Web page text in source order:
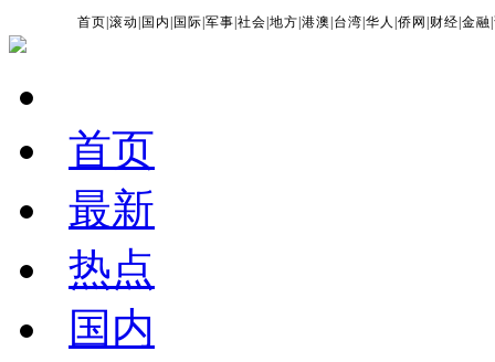
首页 |滚动 国内 国际 |军事 |社会 |地方 |港澳 台湾 |华人 |侨网 财经 |金融 |
首页
最新
热点
国内